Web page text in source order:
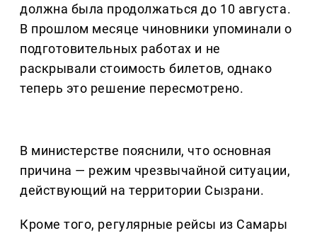
должна была продолжаться до 10 августа.
В прошлом месяце чиновники упоминали о
подготовительных работах и не
раскрывали стоимость билетов, однако
теперь это решение пересмотрено.
В министерстве пояснили, что основная
причина — режим чрезвычайной ситуации,
действующий на территории Сызрани.
Кроме того, регулярные рейсы из Самары